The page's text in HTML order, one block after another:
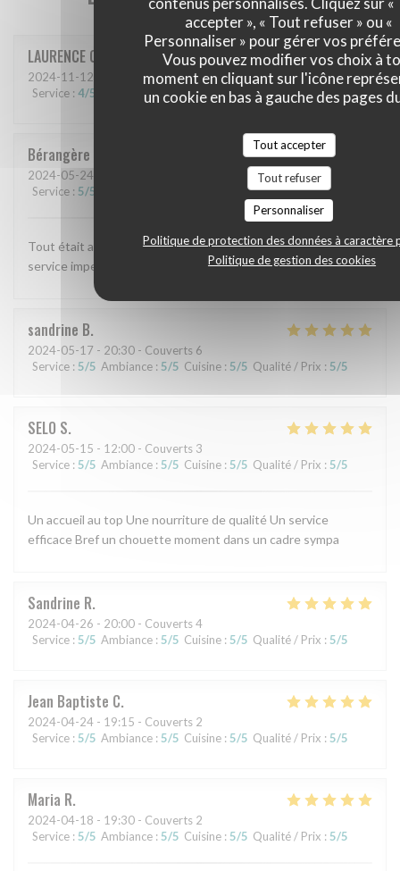
accepter », « Tout refuser » ou «
Personnaliser » pour gérer vos
Vous pouvez modifier vos choix à
moment en cliquant sur l'icône
un cookie en bas à gauche des pages
Tout accepter
Tout refuser
Personnaliser
Politique de protection des données à caractère
Politique de gestion des cookies
LAURENCE C
2024-11-12 - 12:45 - Couverts 3
Service : 4/5 Ambiance: 4/5 Cuisine: 4/5 Qualité / Prix:4/5
Bérangère
2024-05-24
Service : 5/5 /5 Qualité / Prix:5
Tout était absolument délicieux , un pur régal . Accueil et
service impeccables .
sandrine B
2024-05-17 - 20:30 - Couverts 6
Service : 5/5 Ambiance : 5/5 Cuisine : 5/5 Qualité / Prix : 5/5
SELO S
2024-05-15 - 12:00 - Couverts 3
Service :5/5 Ambiance : 5/5 Cuisine : 5/5 Qualité / Prix : 5/5
Un accueil au top Une nourriture de qualité Un service
efficace Bref un chouette moment dans un cadre sympa
Sandrine R
2024-04-26 - 20:00 - Couverts 4
Service : 5/5 Ambiance : 5/5 Cuisine : 5/5 Qualité / Prix : 5/5
Jean Baptiste C
2024-04-24 - 19:15 - Couverts 2
Service : 5/5 Ambiance : 5/5 Cuisine : 5/5 Qualité / Prix : 5/5
Maria R
2024-04-18 - 19:30 - Couverts 2
Service : 5/5 Ambiance : 5/5 Cuisine : 5/5 Qualité / Prix : 5/5